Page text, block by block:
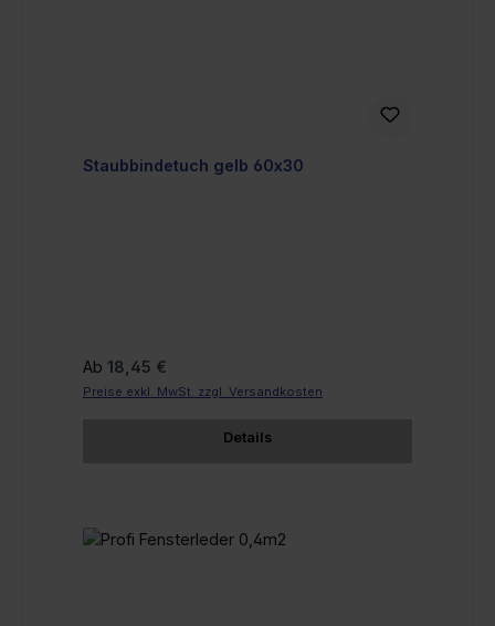
Staubbindetuch gelb 60x30
Regulärer Preis:
Ab 18,45 €
Preise exkl. MwSt. zzgl. Versandkosten
Details